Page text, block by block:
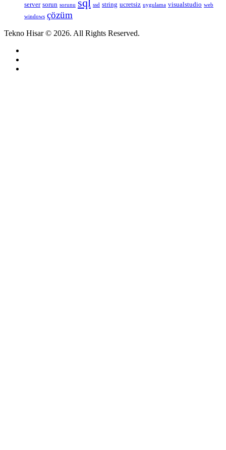
server sorun sorunu sql ssd string ucretsiz uygulama visualstudio web
windows çözüm
Tekno Hisar © 2026. All Rights Reserved.